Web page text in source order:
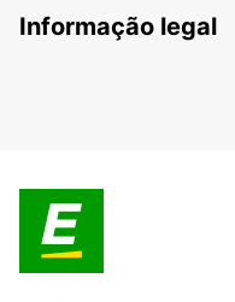
Informação legal